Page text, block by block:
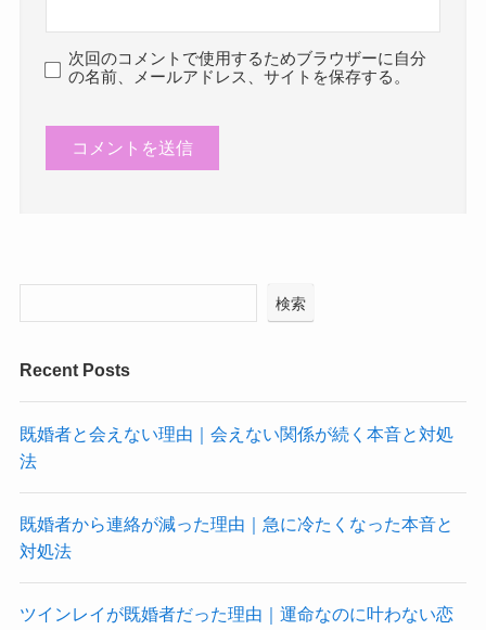
次回のコメントで使用するためブラウザーに自分
の名前、メールアドレス、サイトを保存する。
検索
Recent Posts
既婚者と会えない理由｜会えない関係が続く本音と対処
法
既婚者から連絡が減った理由｜急に冷たくなった本音と
対処法
ツインレイが既婚者だった理由｜運命なのに叶わない恋